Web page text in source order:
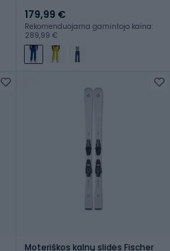
179,99 €
Rekomenduojama gamintojo kaina:
289,99 €
Moteriškos kalnų slidės Fischer